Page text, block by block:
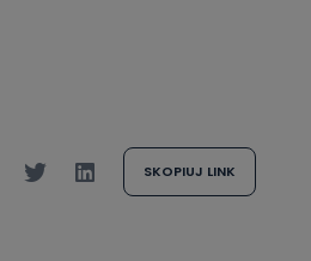
SKOPIUJ LINK